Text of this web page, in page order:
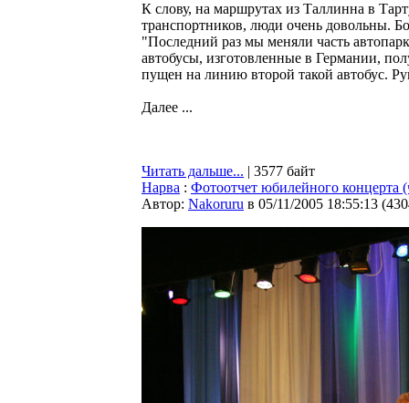
К слову, на маршрутах из Таллинна в
транспортников, люди очень довольны.
"Последний раз мы меняли часть
автобусы, изготовленные в Германии,
пущен на линию второй такой автобус.
Далее ...
Читать дальше... | 3577 байт
Нарва : Фотоотчет юбилейного концерта
Автор: Nakoruru в 05/11/2005 18:55:13 (